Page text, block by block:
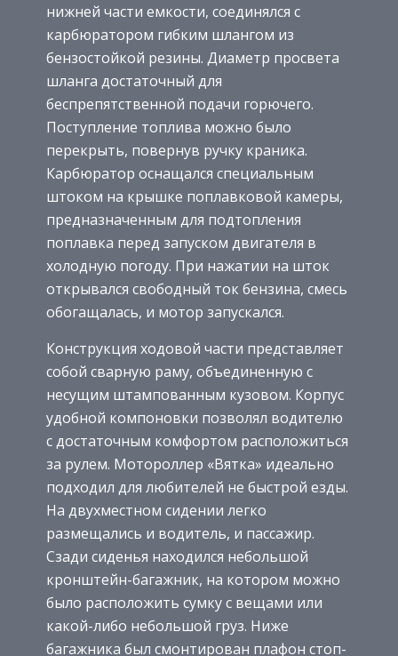
нижней части емкости, соединялся с
карбюратором гибким шлангом из
бензостойкой резины. Диаметр просвета
шланга достаточный для
беспрепятственной подачи горючего.
Поступление топлива можно было
перекрыть, повернув ручку краника.
Карбюратор оснащался специальным
штоком на крышке поплавковой камеры,
предназначенным для подтопления
поплавка перед запуском двигателя в
холодную погоду. При нажатии на шток
открывался свободный ток бензина, смесь
обогащалась, и мотор запускался.
Конструкция ходовой части представляет
собой сварную раму, объединенную с
несущим штампованным кузовом. Корпус
удобной компоновки позволял водителю
с достаточным комфортом расположиться
за рулем. Мотороллер «Вятка» идеально
подходил для любителей не быстрой езды.
На двухместном сидении легко
размещались и водитель, и пассажир.
Сзади сиденья находился небольшой
кронштейн-багажник, на котором можно
было расположить сумку с вещами или
какой-либо небольшой груз. Ниже
багажника был смонтирован плафон стоп-